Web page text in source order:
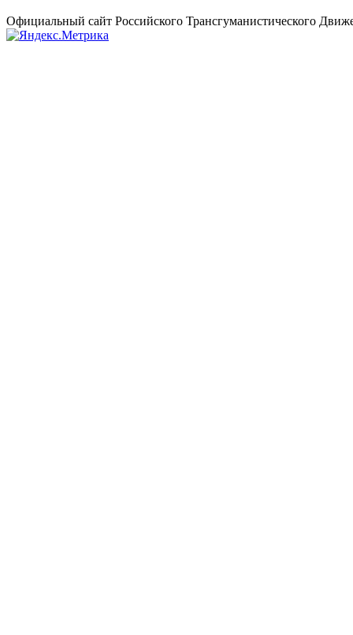
Официальный сайт Российского Трансгуманистического